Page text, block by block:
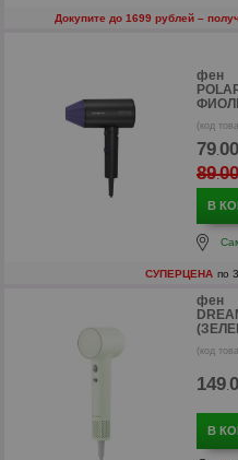
Докупите до 1699 рублей –
фен
(код
79.
89.
В
СУПЕРЦЕНА по
фен
(код
149.
В